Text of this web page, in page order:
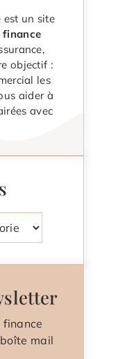
est un site
finance
objectif :
les
aider à
avec
finance
mail